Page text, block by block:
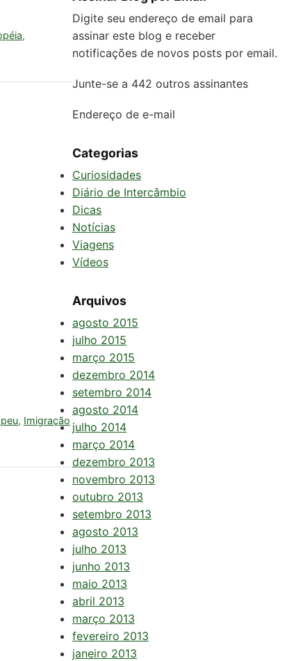
,
, Imigração
Digite seu endereço de email para
assinar este blog e receber
notificações de novos posts por email.
Junte-se a 442 outros assinantes
Endereço de e-mail
Categorias
Curiosidades
Diário de Intercâmbio
Dicas
Notícias
Viagens
Vídeos
Arquivos
agosto 2015
julho 2015
março 2015
dezembro 2014
setembro 2014
agosto 2014
julho 2014
março 2014
dezembro 2013
novembro 2013
outubro 2013
setembro 2013
agosto 2013
julho 2013
junho 2013
maio 2013
abril 2013
março 2013
fevereiro 2013
janeiro 2013